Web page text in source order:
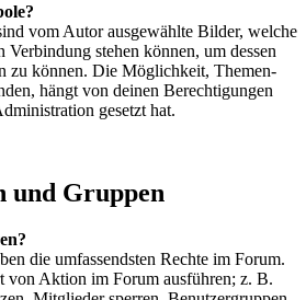
vom Autor ausgewählte Bilder, welche
Verbindung stehen können, um dessen
zu können. Die Möglichkeit, Themen-
hängt von deinen Berechtigungen
gesetzt hat.
und Gruppen
die umfassendsten Rechte im Forum.
von Aktion im Forum ausführen; z. B.